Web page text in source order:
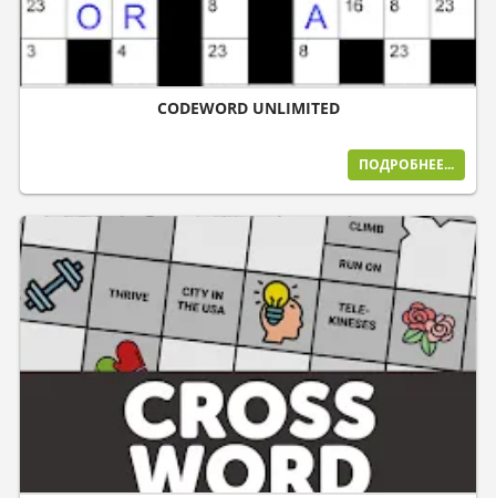
CODEWORD UNLIMITED
ПОДРОБНЕЕ...